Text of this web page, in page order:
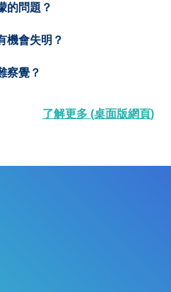
的問題？
機會失明？
察覺？
了解更多 (桌面版網頁)